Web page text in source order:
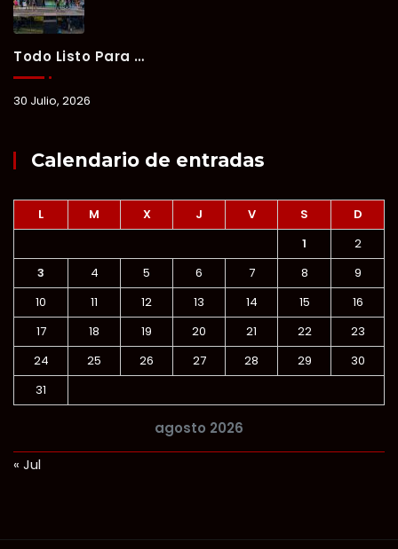
Todo Listo Para “Verano Xul-Há 2026”; Un Fin De Semana De Deporte, Música Y Convivencia Familiar.
30 Julio, 2026
Calendario de entradas
agosto 2026
L M X J V S
D
1
2
3
4 5 6 7 8
9
10
11 12 13 14 15
16
17
18 19 20 21 22
23
24
25 26 27 28 29
30
31
« Jul